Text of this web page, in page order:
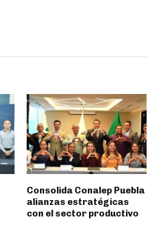
Consolida Conalep Puebla
alianzas estratégicas
con el sector productivo